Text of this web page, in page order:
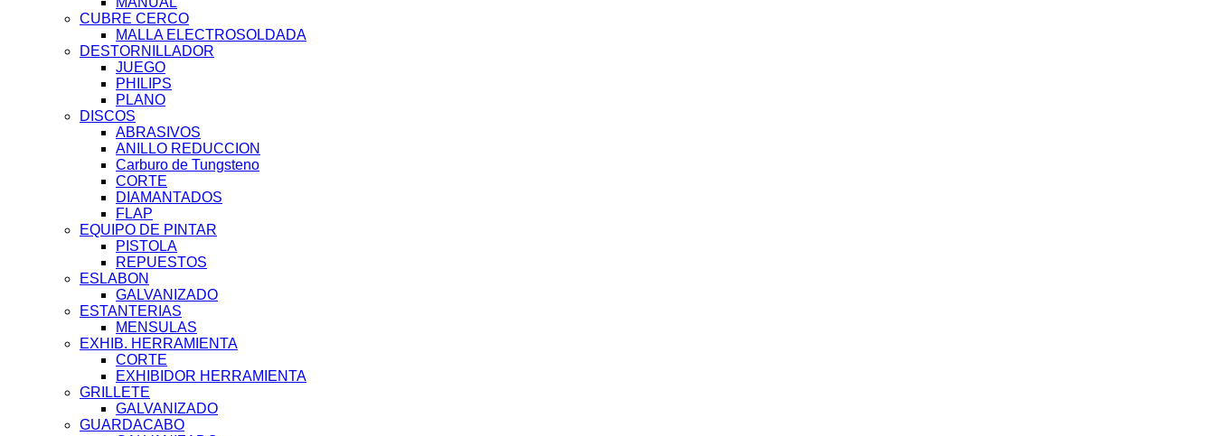
CUBRE CERCO
MALLA ELECTROSOLDADA
DESTORNILLADOR
JUEGO
PHILIPS
PLANO
DISCOS
ABRASIVOS
ANILLO REDUCCION
Carburo de Tungsteno
CORTE
DIAMANTADOS
FLAP
EQUIPO DE PINTAR
PISTOLA
REPUESTOS
ESLABON
GALVANIZADO
ESTANTERIAS
MENSULAS
EXHIB. HERRAMIENTA
CORTE
EXHIBIDOR HERRAMIENTA
GRILLETE
GALVANIZADO
GUARDACABO